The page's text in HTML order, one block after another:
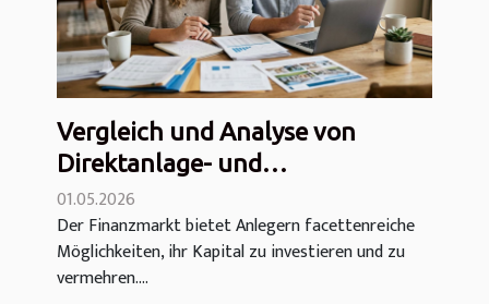
Vergleich und Analyse von
Direktanlage- und
Vermögensverwaltungsoptionen:
Kosten, Eurofonds,
Immobilieninvestments und
mehr
01.05.2026
Der Finanzmarkt bietet Anlegern facettenreiche
Möglichkeiten, ihr Kapital zu investieren und zu
vermehren....